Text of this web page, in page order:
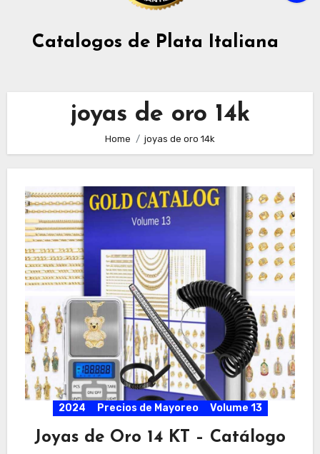
Catalogos de Plata Italiana
joyas de oro 14k
Home joyas de oro 14k
2024 Precios de Mayoreo Volume 13
Joyas de Oro 14 KT – Catálogo